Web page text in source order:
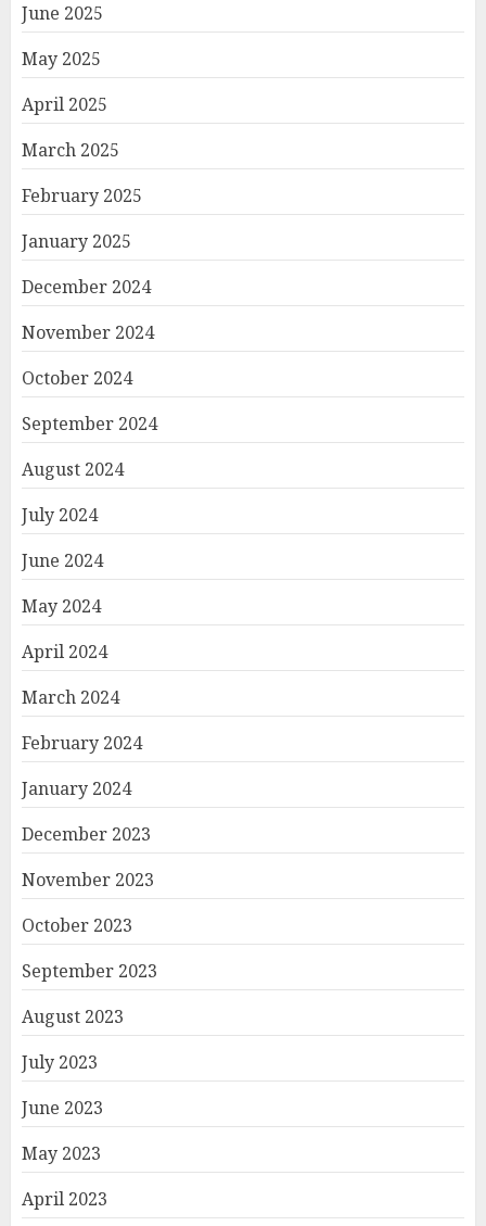
June 2025
May 2025
April 2025
March 2025
February 2025
January 2025
December 2024
November 2024
October 2024
September 2024
August 2024
July 2024
June 2024
May 2024
April 2024
March 2024
February 2024
January 2024
December 2023
November 2023
October 2023
September 2023
August 2023
July 2023
June 2023
May 2023
April 2023